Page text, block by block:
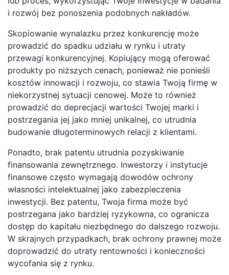
i rozwój bez ponoszenia podobnych nakładów.
Skopiowanie wynalazku przez konkurencję może
prowadzić do spadku udziału w rynku i utraty
przewagi konkurencyjnej. Kopiujący mogą oferować
produkty po niższych cenach, ponieważ nie ponieśli
kosztów innowacji i rozwoju, co stawia Twoją firmę w
niekorzystnej sytuacji cenowej. Może to również
prowadzić do deprecjacji wartości Twojej marki i
postrzegania jej jako mniej unikalnej, co utrudnia
budowanie długoterminowych relacji z klientami.
Ponadto, brak patentu utrudnia pozyskiwanie
finansowania zewnętrznego. Inwestorzy i instytucje
finansowe często wymagają dowodów ochrony
własności intelektualnej jako zabezpieczenia
inwestycji. Bez patentu, Twoja firma może być
postrzegana jako bardziej ryzykowna, co ogranicza
dostęp do kapitału niezbędnego do dalszego rozwoju.
W skrajnych przypadkach, brak ochrony prawnej może
doprowadzić do utraty rentowności i konieczności
wycofania się z rynku.